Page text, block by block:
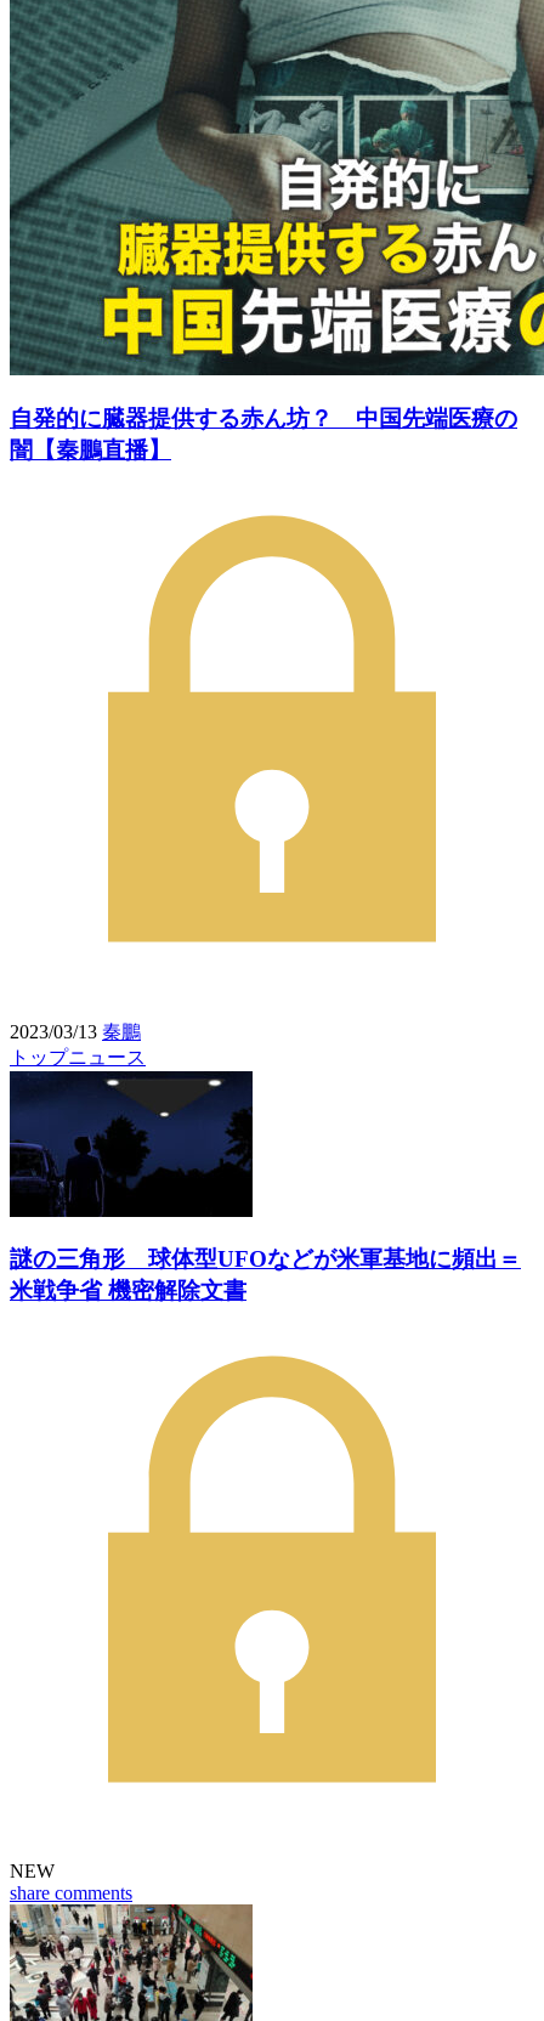
自発的に臓器提供する赤ん坊？ 中国先端医療の
闇【秦鵬直播】
2023/03/13 秦鵬
トップニュース
謎の三角形 球体型UFOなどが米軍基地に頻出＝
米戦争省 機密解除文書
NEW
share comments